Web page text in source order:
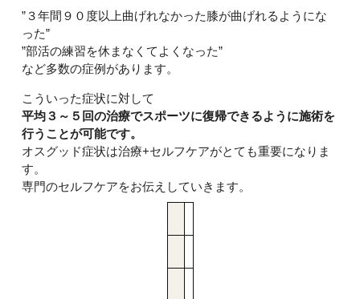
”３年間９０度以上曲げれなかった膝が曲げれるようにな
った”
”部活の練習を休まなくてよくなった”
など多数の症例があります。
こういった症状に対して
平均３～５回の治療でスポーツに復帰できるように施術を
行うことが可能です。
オスグッド症状は治療+セルフケアがとても重要になりま
す。
専門のセルフケアをお伝えしていきます。